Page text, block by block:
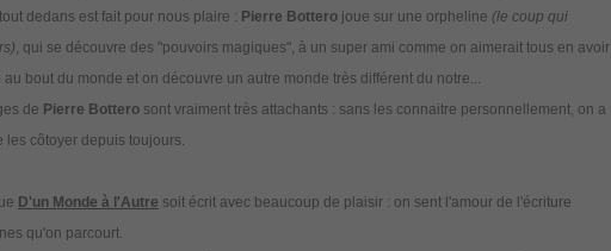
dedans est fait pour nous plaire : Pierre Bottero joue sur une orpheline (le coup qui
, qui se découvre des "pouvoirs magiques", à un super ami comme on aimerait tous en avoir
au bout du monde et on découvre un autre monde très différent du notre...
de Pierre Bottero sont vraiment très attachants : sans les connaitre personnellement, on a
les côtoyer depuis toujours.
D'un Monde à l'Autre soit écrit avec beaucoup de plaisir : on sent l'amour de l'écriture
qu'on parcourt.